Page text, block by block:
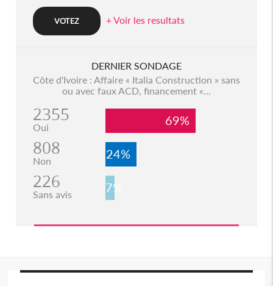
+ Voir les resultats
DERNIER SONDAGE
Côte d'Ivoire : Affaire « Italia Construction » sans
ou avec faux ACD, financement «...
2355
Oui 69%
808
Non 24%
226
Sans avis 7%